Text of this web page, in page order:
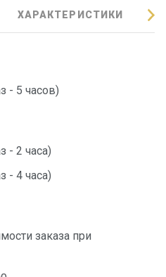
ХАРАКТЕРИСТИКИ
- 5 часов)
- 2 часа)
- 4 часа)
заказа при